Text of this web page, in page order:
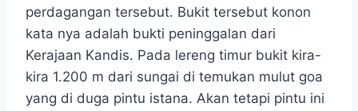
perdagangan tersebut. Bukit tersebut konon
kata nya adalah bukti peninggalan dari
Kerajaan Kandis. Pada lereng timur bukit kira-
kira 1.200 m dari sungai di temukan mulut goa
yang di duga pintu istana. Akan tetapi pintu ini